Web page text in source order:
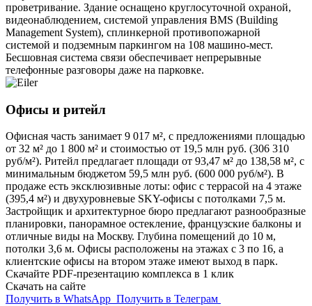
проветривание. Здание оснащено круглосуточной охраной,
видеонаблюдением, системой управления BMS (Building
Management System), сплинкерной противопожарной
системой и подземным паркингом на 108 машино-мест.
Бесшовная система связи обеспечивает непрерывные
телефонные разговоры даже на парковке.
Офисы и ритейл
Офисная часть занимает 9 017 м², с предложениями площадью
от 32 м² до 1 800 м² и стоимостью от 19,5 млн руб. (306 310
руб/м²). Ритейл предлагает площади от 93,47 м² до 138,58 м², с
минимальным бюджетом 59,5 млн руб. (600 000 руб/м²). В
продаже есть эксклюзивные лоты: офис с террасой на 4 этаже
(395,4 м²) и двухуровневые SKY-офисы с потолками 7,5 м.
Застройщик и архитектурное бюро предлагают разнообразные
планировки, панорамное остекление, французские балконы и
отличные виды на Москву. Глубина помещений до 10 м,
потолки 3,6 м. Офисы расположены на этажах с 3 по 16, а
клиентские офисы на втором этаже имеют выход в парк.
Скачайте PDF-презентацию комплекса в 1 клик
Скачать на сайте
Получить в WhatsApp Получить в Телеграм